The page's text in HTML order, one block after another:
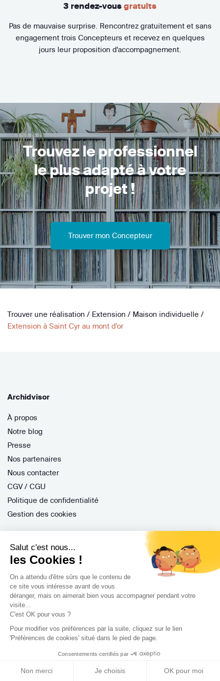
Salut c'est nous...
les Cookies !
On a attendu d'être sûrs que le contenu de
ce site vous intéresse avant de vous
déranger, mais on aimerait bien vous accompagner pendant votre
visite...
C'est OK pour vous ?
Pour modifier vos préférences par la suite, cliquez sur le lien
'Préférences de cookies' situé dans le pied de page.
Consentements certifiés par
Non merci Je choisis OK pour moi
3 rendez-vous gratuits
Pas de mauvaise surprise. Rencontrez gratuitement et sans
engagement trois Concepteurs et recevez en quelques
jours leur proposition d'accompagnement.
Trouvez le professionnel
le plus adapté à votre
projet !
Trouver mon Concepteur
Trouver une réalisation / Extension / Maison individuelle /
Extension à Saint Cyr au mont d'or
Archidvisor
À propos
Notre blog
Presse
Nos partenaires
Nous contacter
CGV / CGU
Politique de confidentialité
Gestion des cookies
Porteurs de projet
Questions fréquentes
Mission de conseil
Contractant Général
S'inscrire
Nos architectes
Nos réalisations